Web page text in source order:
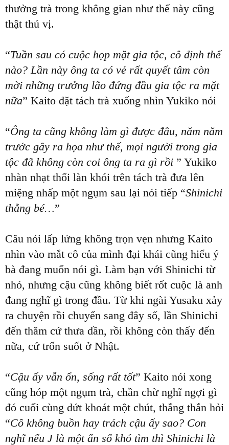
thưởng trà trong không gian như thế này cũng
thật thú vị.
“Tuần sau có cuộc họp mặt gia tộc, cô định thế
nào? Lần này ông ta có vẻ rất quyết tâm còn
mời những trưởng lão đứng đầu gia tộc ra mặt
nữa” Kaito đặt tách trà xuống nhìn Yukiko nói
“Ông ta cũng không làm gì được đâu, năm năm
trước gây ra họa như thế, mọi người trong gia
tộc đã không còn coi ông ta ra gì rồi ” Yukiko
nhàn nhạt thổi làn khói trên tách trà đưa lên
miệng nhấp một ngụm sau lại nói tiếp “Shinichi
thằng bé…”
Câu nói lấp lửng không trọn vẹn nhưng Kaito
nhìn vào mắt cô của mình đại khái cũng hiểu ý
bà đang muốn nói gì. Làm bạn với Shinichi từ
nhỏ, nhưng cậu cũng không biết rốt cuộc là anh
đang nghĩ gì trong đầu. Từ khi ngài Yusaku xảy
ra chuyện rồi chuyển sang đây số, lần Shinichi
đến thăm cứ thưa dần, rồi không còn thấy đến
nữa, cứ trốn suốt ở Nhật.
“Cậu ấy vẫn ổn, sống rất tốt” Kaito nói xong
cũng hóp một ngụm trà, chần chừ nghĩ ngợi gì
đó cuối cùng dứt khoát một chút, thẳng thắn hỏi
“Cô không buồn hay trách cậu ấy sao? Con
nghĩ nếu J là một ẩn số khó tìm thì Shinichi là